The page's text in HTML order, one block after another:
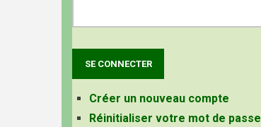
Créer un nouveau compte
Réinitialiser votre mot de passe